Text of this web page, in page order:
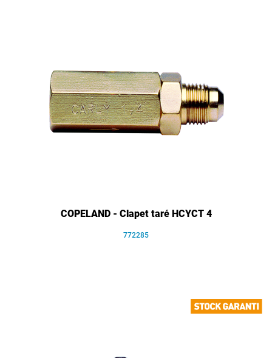
COPELAND - Clapet taré HCYCT 4
772285